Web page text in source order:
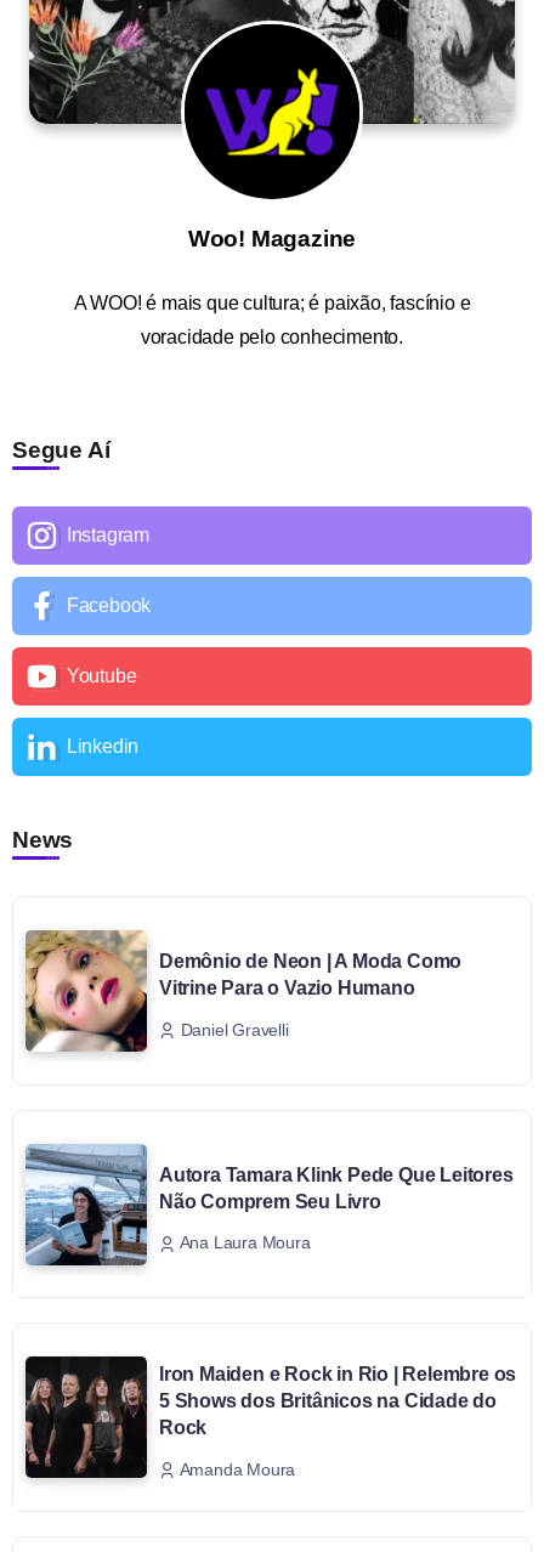
Woo! Magazine
AWOO! é mais que cultura; é paixão, fascínio e
voracidade pelo conhecimento.
Segue Aí
Instagram
Facebook
Youtube
Linkedin
News
Demônio de Neon | A Moda Como
Vitrine Para o Vazio Humano
Daniel Gravelli
Autora Tamara Klink Pede Que Leitores
Não Comprem Seu Livro
Ana Laura Moura
Iron Maiden e Rock in Rio | Relembre os
5 Shows dos Britânicos na Cidade do
Rock
Amanda Moura